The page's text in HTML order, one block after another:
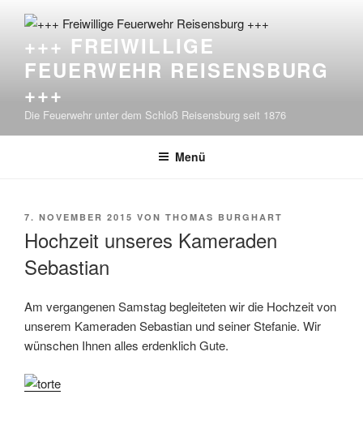
Inhalt
springen+++ FREIWILLIGE
FEUERWEHR REISENSBURG
+++
Die Feuerwehr unter dem Schloß Reisensburg seit 1876
Menü
VERÖFFENTLICHT
7. NOVEMBER 2015 VON THOMAS BURGHART
Hochzeit unseres Kameraden
Sebastian
Am vergangenen Samstag begleiteten wir die Hochzeit von
unserem Kameraden Sebastian und seiner Stefanie. Wir
wünschen Ihnen alles erdenklich Gute.